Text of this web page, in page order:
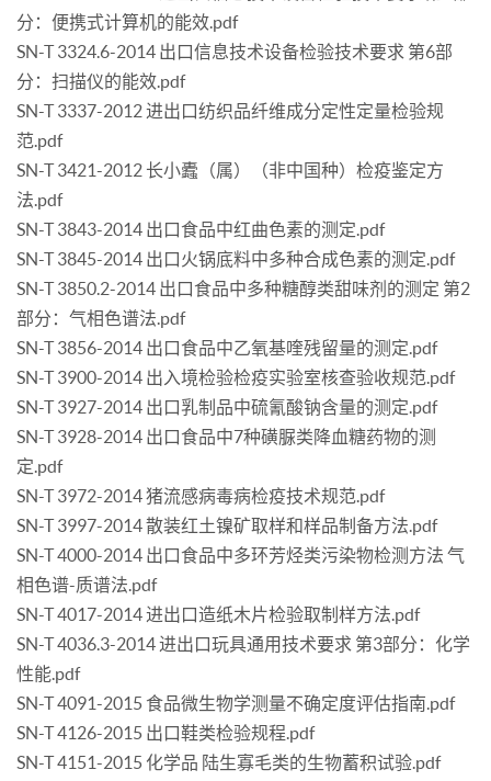
分：便携式计算机的能效.pdf
SN-T 3324.6-2014 出口信息技术设备检验技术要求 第6部
分：扫描仪的能效.pdf
SN-T 3337-2012 进出口纺织品纤维成分定性定量检验规
范.pdf
SN-T 3421-2012 长小蠹（属）（非中国种）检疫鉴定方
法.pdf
SN-T 3843-2014 出口食品中红曲色素的测定.pdf
SN-T 3845-2014 出口火锅底料中多种合成色素的测定.pdf
SN-T 3850.2-2014 出口食品中多种糖醇类甜味剂的测定 第2
部分：气相色谱法.pdf
SN-T 3856-2014 出口食品中乙氧基喹残留量的测定.pdf
SN-T 3900-2014 出入境检验检疫实验室核查验收规范.pdf
SN-T 3927-2014 出口乳制品中硫氰酸钠含量的测定.pdf
SN-T 3928-2014 出口食品中7种磺脲类降血糖药物的测
定.pdf
SN-T 3972-2014 猪流感病毒病检疫技术规范.pdf
SN-T 3997-2014 散装红土镍矿取样和样品制备方法.pdf
SN-T 4000-2014 出口食品中多环芳烃类污染物检测方法 气
相色谱-质谱法.pdf
SN-T 4017-2014 进出口造纸木片检验取制样方法.pdf
SN-T 4036.3-2014 进出口玩具通用技术要求 第3部分：化学
性能.pdf
SN-T 4091-2015 食品微生物学测量不确定度评估指南.pdf
SN-T 4126-2015 出口鞋类检验规程.pdf
SN-T 4151-2015 化学品 陆生寡毛类的生物蓄积试验.pdf